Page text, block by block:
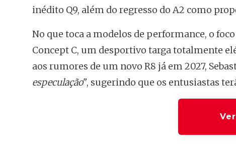
inédito Q9, além do regresso do A2 como
No que toca a modelos de performance, o
Concept C, um desportivo targa totalmente
aos rumores de um novo R8 já em 2027,
especulação", sugerindo que os entusiastas